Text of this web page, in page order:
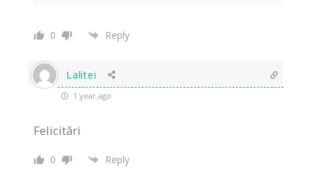
0 Reply
Lalitei
1 year ago
Felicitări
0 Reply